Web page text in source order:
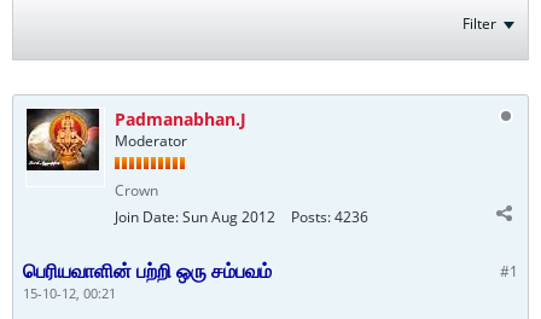
Filter
Padmanabhan.J
Moderator
Crown
Join Date:Sun Aug 2012 Posts:4236
#1
பெரியவாளின் பற்றி ஒரு சம்பவம்
15-10-12, 00:21